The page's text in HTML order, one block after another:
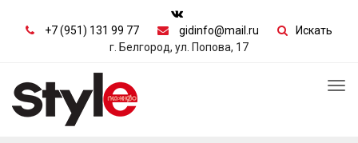
+7 (951) 131 99 77 gidinfo@mail.ru
Искать
г. Белгород, ул. Попова, 17